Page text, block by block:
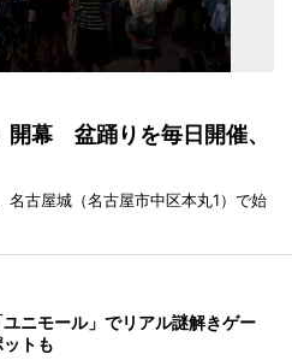
開幕 盆踊りを毎日開催、
名古屋城（名古屋市中区本丸1）で始
ニモール」でリアル謎解きゲー
トも